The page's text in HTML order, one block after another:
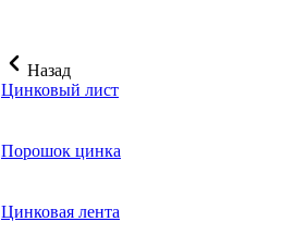
Назад
Цинковый лист
Порошок цинка
Цинковая лента